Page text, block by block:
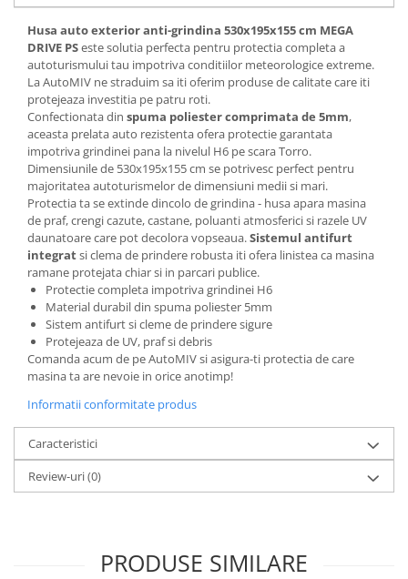
Husa auto exterior anti-grindina 530x195x155 cm MEGA
DRIVE PSeste solutia perfecta pentru protectia completa a
autoturismului tau impotriva conditiilor meteorologice extreme.
La AutoMIV ne straduim sa iti oferim produse de calitate care iti
protejeaza investitia pe patru roti.
Confectionata din spuma poliester comprimata de 5mm,
aceasta prelata auto rezistenta ofera protectie garantata
impotriva grindinei pana la nivelul H6 pe scara Torro.
Dimensiunile de 530x195x155 cm se potrivesc perfect pentru
majoritatea autoturismelor de dimensiuni medii si mari.
Protectia ta se extinde dincolo de grindina - husa apara masina
de praf, crengi cazute, castane, poluanti atmosferici si razele UV
daunatoare care pot decolora vopseaua.Sistemul antifurt
integratsi clema de prindere robusta iti ofera linistea ca masina
ramane protejata chiar si in parcari publice.
Protectie completa impotriva grindinei H6
Material durabil din spuma poliester 5mm
Sistem antifurt si cleme de prindere sigure
Protejeaza de UV, praf si debris
Comanda acum de pe AutoMIV si asigura-ti protectia de care
masina ta are nevoie in orice anotimp!
Informatii conformitate produs
Caracteristici
Review-uri(0)
PRODUSE SIMILARE